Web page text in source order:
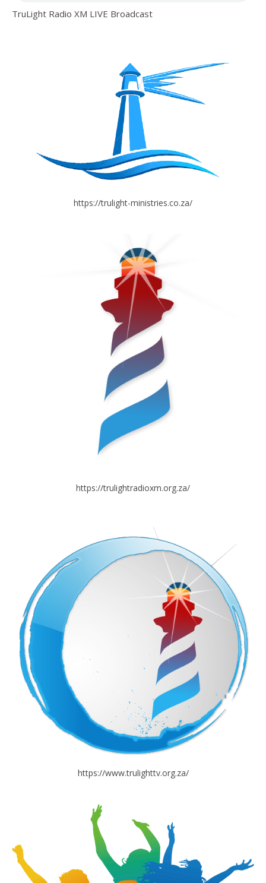
TruLight Radio XM LIVE Broadcast
https://trulight-ministries.co.za/
https://trulightradioxm.org.za/
https://www.trulighttv.org.za/